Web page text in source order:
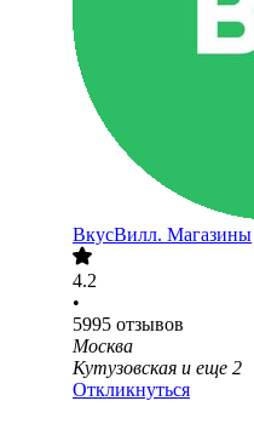
ВкусВилл. Магазины
4.2
•
5995 отзывов
Москва
Кутузовская и еще 2
Откликнуться